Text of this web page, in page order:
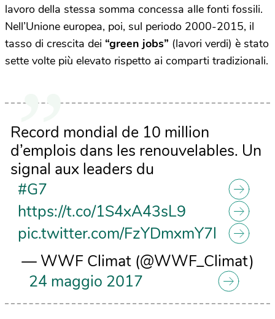
lavoro della stessa somma concessa alle fonti fossili.
Nell’Unione europea, poi, sul periodo 2000-2015, il
tasso di crescita dei “green jobs” (lavori verdi) è stato
sette volte più elevato rispetto ai comparti tradizionali.
Record mondial de 10 million
d’emplois dans les renouvelables. Un
signal aux leaders du
#G7
https://t.co/1S4xA43sL9
pic.twitter.com/FzYDmxmY7l
— WWF Climat (@WWF_Climat)
24 maggio 2017